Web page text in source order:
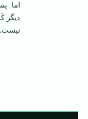
اما
دیگر
نیست.